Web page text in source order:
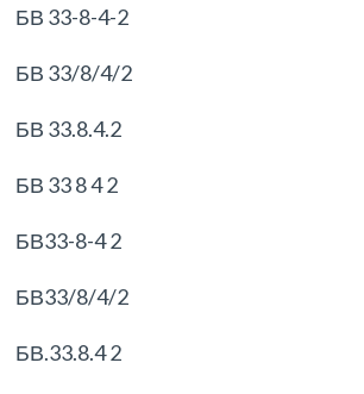
БВ 33-8-4-2
БВ 33/8/4/2
БВ 33.8.4.2
БВ 33 8 4 2
БВ33-8-4 2
БВ33/8/4/2
БВ.33.8.4 2